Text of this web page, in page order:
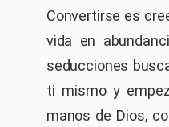
Convertirse es
vida en
seducciones
ti mismo y
manos de Dios,